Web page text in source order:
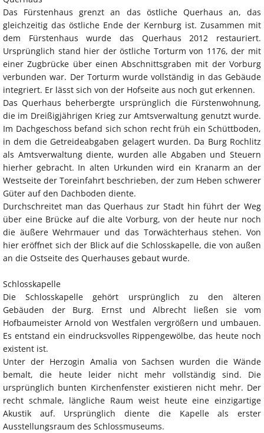
Das Fürstenhaus grenzt an das östliche Querhaus an, das
gleichzeitig das östliche Ende der Kernburg ist. Zusammen mit
dem Fürstenhaus wurde das Querhaus 2012 restauriert.
Ursprünglich stand hier der östliche Torturm von 1176, der mit
einer Zugbrücke über einen Abschnittsgraben mit der Vorburg
verbunden war. Der Torturm wurde vollständig in das Gebäude
integriert. Er lässt sich von der Hofseite aus noch gut erkennen.
Das Querhaus beherbergte ursprünglich die Fürstenwohnung,
die im Dreißigjährigen Krieg zur Amtsverwaltung genutzt wurde.
Im Dachgeschoss befand sich schon recht früh ein Schüttboden,
in dem die Getreideabgaben gelagert wurden. Da Burg Rochlitz
als Amtsverwaltung diente, wurden alle Abgaben und Steuern
hierher gebracht. In alten Urkunden wird ein Kranarm an der
Westseite der Toreinfahrt beschrieben, der zum Heben schwerer
Güter auf den Dachboden diente.
Durchschreitet man das Querhaus zur Stadt hin führt der Weg
über eine Brücke auf die alte Vorburg, von der heute nur noch
die äußere Wehrmauer und das Torwächterhaus stehen. Von
hier eröffnet sich der Blick auf die Schlosskapelle, die von außen
an die Ostseite des Querhauses gebaut wurde.
Schlosskapelle
Die Schlosskapelle gehört ursprünglich zu den älteren
Gebäuden der Burg. Ernst und Albrecht ließen sie vom
Hofbaumeister Arnold von Westfalen vergrößern und umbauen.
Es entstand ein eindrucksvolles Rippengewölbe, das heute noch
existent ist.
Unter der Herzogin Amalia von Sachsen wurden die Wände
bemalt, die heute leider nicht mehr vollständig sind. Die
ursprünglich bunten Kirchenfenster existieren nicht mehr. Der
recht schmale, längliche Raum weist heute eine einzigartige
Akustik auf. Ursprünglich diente die Kapelle als erster
Ausstellungsraum des Schlossmuseums.